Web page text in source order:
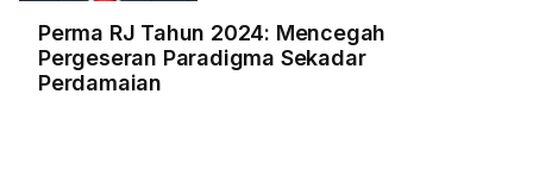
Perma RJ Tahun 2024: Mencegah
Pergeseran Paradigma Sekadar
Perdamaian